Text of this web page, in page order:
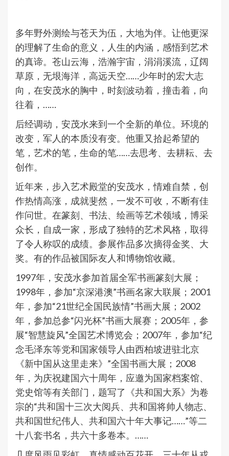
多年野外测绘与苍天为伍，大地为伴。让他更深
的理解了生命的意义，人生的内涵，感悟到艺术
的真谛。苍山云海，浩瀚宇宙，涓涓溪流，辽阔
草原，无垠海洋，高远天空……少年时的宏大志
向，在安茂水的胸中，时刻波动着，撞击着，向
往着，……
后经调动，安茂水来到一个全新的单位。环境的
改变，军人的本质没有变。他重又拾起希望的
笔，艺术的笔，生命的笔……去思考、去耕耘、去
创作。
近年来，步入艺术殿堂的安茂水，情难自禁，创
作热情高涨，成就斐然，一发不可收，不断有佳
作问世。在篆刻、书法、绘画等艺术领域，博采
众长，自成一家，形成了独特的艺术风格，取得
了令人称叹的成绩。参展作品多次摘得金奖、大
奖。有的作品被国际友人和博物馆收藏。
1997年，安茂水参加首届全军书画篆刻大展；
1998年，参加“京深港澳”书画名家大联展；2001
年，参加“21世纪全国民族情”书画大展；2002
年，参加总参“闪光杯”书画大展赛；2005年，参
展“智慧旋风”全国艺术博览会；2007年，参加“纪
念毛泽东等党和国家领导人由西柏坡进驻北京
《新中国从这里走来》”全国书画大展；2008
年，为庆祝建国六十周年，应邀为国家档案馆、
党史馆等有关部门，题写了《共和国大系》为卷
宗的“共和国十三次大阅兵、共和国将帅人物志、
共和国世纪伟人、共和国六十年大事记……”等二
十八套书名，共六十多卷本。……